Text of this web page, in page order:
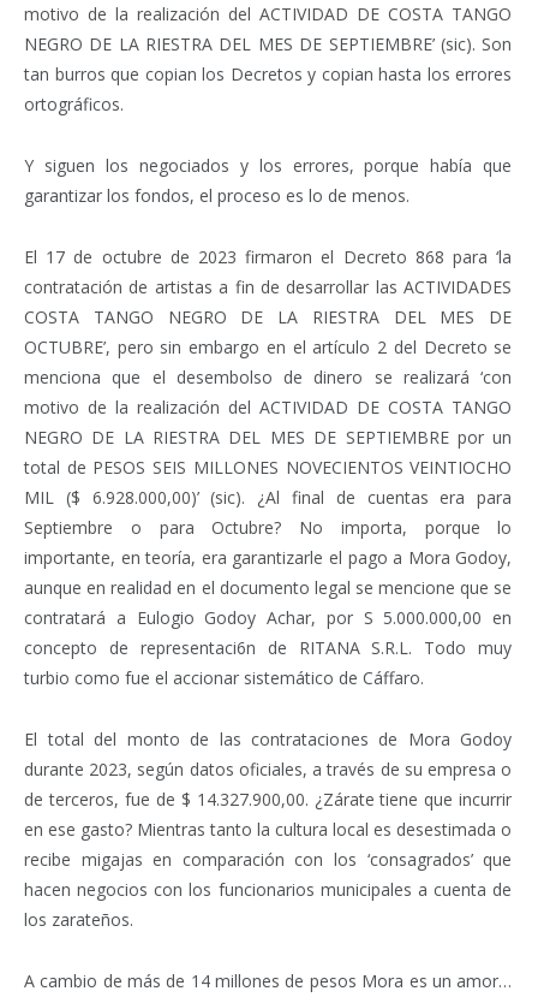
motivo de la realización del ACTIVIDAD DE COSTA TANGO
NEGRO DE LA RIESTRA DEL MES DE SEPTIEMBRE’ (sic). Son
tan burros que copian los Decretos y copian hasta los errores
ortográficos.
Y siguen los negociados y los errores, porque había que
garantizar los fondos, el proceso es lo de menos.
El 17 de octubre de 2023 firmaron el Decreto 868 para ‘la
contratación de artistas a fin de desarrollar las ACTIVIDADES
COSTA TANGO NEGRO DE LA RIESTRA DEL MES DE
OCTUBRE’, pero sin embargo en el artículo 2 del Decreto se
menciona que el desembolso de dinero se realizará ‘con
motivo de la realización del ACTIVIDAD DE COSTA TANGO
NEGRO DE LA RIESTRA DEL MES DE SEPTIEMBRE por un
total de PESOS SEIS MILLONES NOVECIENTOS VEINTIOCHO
MIL ($ 6.928.000,00)’ (sic). ¿Al final de cuentas era para
Septiembre o para Octubre? No importa, porque lo
importante, en teoría, era garantizarle el pago a Mora Godoy,
aunque en realidad en el documento legal se mencione que se
contratará a Eulogio Godoy Achar, por S 5.000.000,00 en
concepto de representaci6n de RITANA S.R.L. Todo muy
turbio como fue el accionar sistemático de Cáffaro.
El total del monto de las contrataciones de Mora Godoy
durante 2023, según datos oficiales, a través de su empresa o
de terceros, fue de $ 14.327.900,00. ¿Zárate tiene que incurrir
en ese gasto? Mientras tanto la cultura local es desestimada o
recibe migajas en comparación con los ‘consagrados’ que
hacen negocios con los funcionarios municipales a cuenta de
los zarateños.
A cambio de más de 14 millones de pesos Mora es un amor…